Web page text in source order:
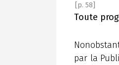
[p. 58]
Toute
par la